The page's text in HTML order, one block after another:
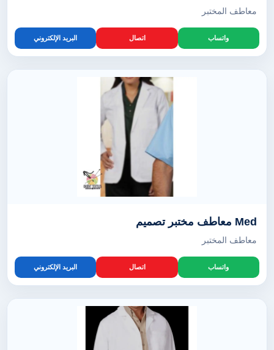
معاطف المختبر
واتساب اتصال البريد الإلكتروني
Med معاطف مختبر تصميم
معاطف المختبر
واتساب اتصال البريد الإلكتروني